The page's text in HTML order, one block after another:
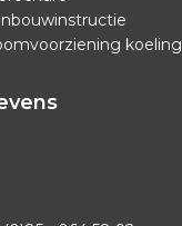
koeling